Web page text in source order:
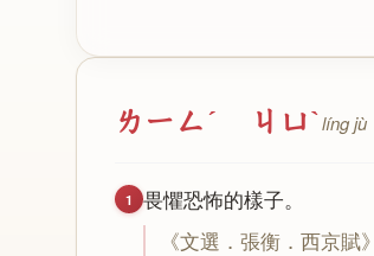
ㄌㄧㄥˊ ㄐㄩˋlíng jù
1 畏懼恐怖的樣子。
《文選 ． 張衡 ． 西京賦